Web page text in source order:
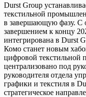
Durst Group
текстильной
в завершающую фазу.
завершением к концу
интегрирована в Durst
Комо станет новым
цифровой текстильной
централизовано под
руководителя отдела
графики и текстиля в
стратегическое